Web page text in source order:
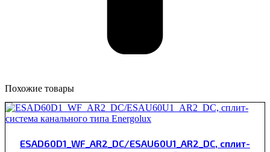
Похожие товары
ESAD60D1_WF_AR2_DC/ESAU60U1_AR2_DC, сплит-